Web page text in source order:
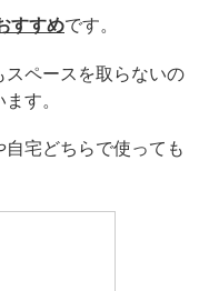
すすめです。
ペースを取らないの
す。
宅どちらで使っても